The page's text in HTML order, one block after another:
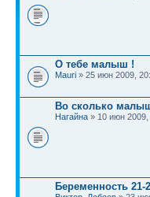
О тебе малыш !
Mauri » 25 июн 2009,
Во сколько
Нагайна » 10 июн 2009,
Беременность